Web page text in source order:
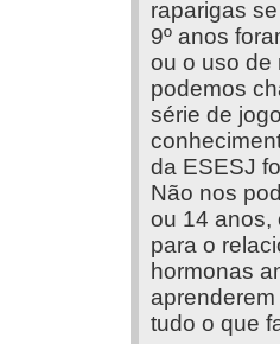
raparigas
9º anos
ou o uso de
podemos
série de
da ESESJ
Não nos
ou 14 anos,
para o
hormonas
tudo o que